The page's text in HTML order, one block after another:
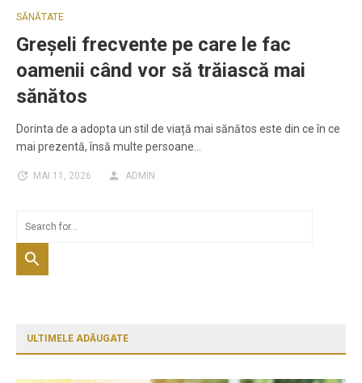
SĂNĂTATE
Greșeli frecvente pe care le fac
oamenii când vor să trăiască mai
sănătos
Dorinta de a adopta un stil de viață mai sănătos este din ce în ce
mai prezentă, însă multe persoane…
MAI 11, 2026 ADMIN
ULTIMELE ADĂUGATE